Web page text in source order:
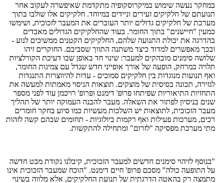
במחקר נעשה שימוש במיקרוסקופיה מתקדמת שאיפשרה לעקוב אחר
תנועתם של חלקיקים זעירים וניידים במיוחד. חלקיקים אלו שולבו בתוך
מערכת של חלקיקים גדולים יותר העוברים את המעבר לזכוכית, ושימשו
כמעין "חיישנים" בתוך החומר. בעוד שהחלקיקים הגדולים מאבדים
בהדרגה את יכולת התנועה שלהם, החלקיקים הקטנים ממשיכים לנוע -
ובכך מאפשרים למדוד כיצד משתנה התווך שסביבם. החוקרים זיהו
שלושה סימנים מובהקים למעבר: שינוי חד באופן שבו דעיכת הקורלציות
תלויה במרחק, הופעה של אורך אופייני חדש שגדל עם צמיגות החומר,
ואף תנועות מנוגדות בין חלקיקים סמוכים - עדות להיווצרות התנגדות
לגזירה, תכונה בסיסית של מוצקים. תוצאות הניסוי מאמתות למעשה את
התחזיות התיאוריות שפיתחו פרופ' דימנט ופרופ' רויכמן עוד לפני מספר
שנים בניסיון לפתור את השאלה. מעבר להבנה העמוקה יותר של תהליך
מעבר הזכוכית, לתוצאות יש השלכות מעשיות כמו סיוע בחקר חומרים
רכים, מערכות פעילות ואף רקמות ביולוגיות - תחומים שבהם קשה לזהות
מתי מערכת מפסיקה "לזרום" ומתחילה להתקשות.
"בנוסף לזיהוי סימנים חדשים למעבר הזכוכית, קיבלנו נקודת מבט חדשה
על התופעה כולה" מסכם פרופ' חיים דימנט. "הוכח שמעבר הזכוכית אינו
מתמצה רק בהאטה הדרגתית של תנועת החלקיקים, אלא מלווה בשינוי